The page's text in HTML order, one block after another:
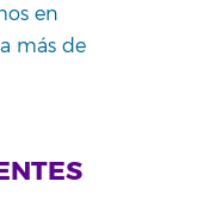
en
más de